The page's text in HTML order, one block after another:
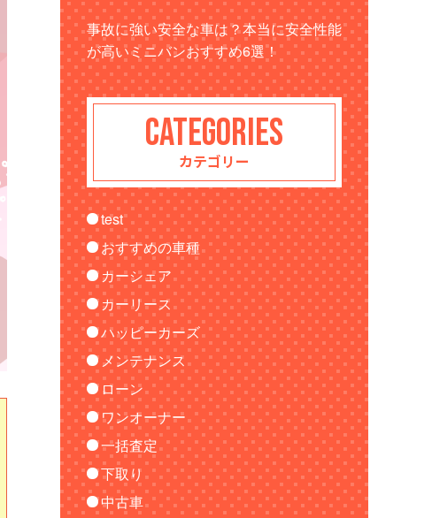
事故に強い安全な車は？本当に安全性能
が高いミニバンおすすめ6選！
CATEGORIES
カテゴリー
test
おすすめの車種
カーシェア
カーリース
ハッピーカーズ
メンテナンス
ローン
ワンオーナー
一括査定
下取り
中古車